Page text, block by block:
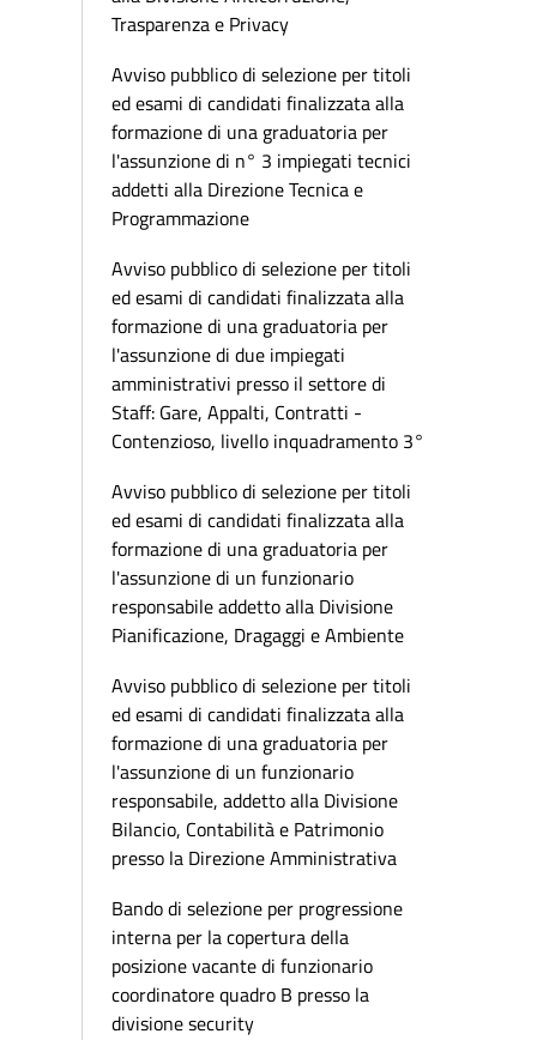
Trasparenza e Privacy
Avviso pubblico di selezione per titoli
ed esami di candidati finalizzata alla
formazione di una graduatoria per
l'assunzione di n° 3 impiegati tecnici
addetti alla Direzione Tecnica e
Programmazione
Avviso pubblico di selezione per titoli
ed esami di candidati finalizzata alla
formazione di una graduatoria per
l'assunzione di due impiegati
amministrativi presso il settore di
Staff: Gare, Appalti, Contratti -
Contenzioso, livello inquadramento 3°
Avviso pubblico di selezione per titoli
ed esami di candidati finalizzata alla
formazione di una graduatoria per
l'assunzione di un funzionario
responsabile addetto alla Divisione
Pianificazione, Dragaggi e Ambiente
Avviso pubblico di selezione per titoli
ed esami di candidati finalizzata alla
formazione di una graduatoria per
l'assunzione di un funzionario
responsabile, addetto alla Divisione
Bilancio, Contabilità e Patrimonio
presso la Direzione Amministrativa
Bando di selezione per progressione
interna per la copertura della
posizione vacante di funzionario
coordinatore quadro B presso la
divisione security